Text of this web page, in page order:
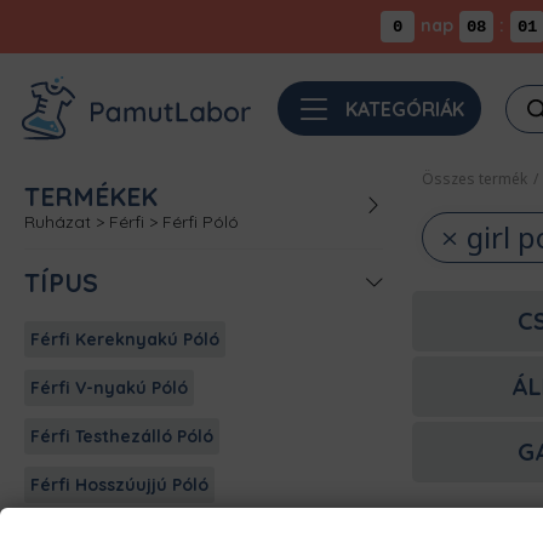
0 nap 08 : 01
KATEGÓRIÁK
TERMÉKEK
Ruházat > Férfi > Férfi Póló
TÍPUS
Férfi Kereknyakú Póló
Férfi V-nyakú Póló
Férfi Testhezálló Póló
Férfi Hosszúujjú Póló
Összes termék /
girl